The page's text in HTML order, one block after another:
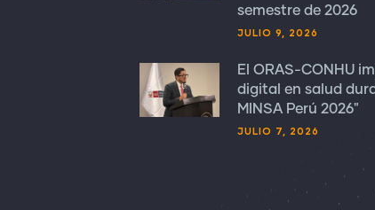
semestre de 2026
JULIO 9, 2026
El ORAS-CONHU
digital en salud
MINSA Perú 2026"
JULIO 7, 2026